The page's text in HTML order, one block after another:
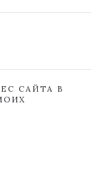
САЙТА В